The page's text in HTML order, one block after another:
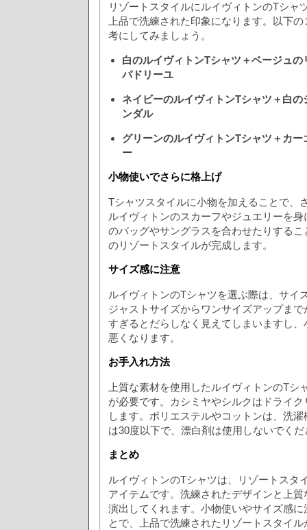
リゾートスタイルにルイヴィトンのTシャ
上品で洗練された印象になります。以下
考にしてみましょう。
白のルイヴィトンTシャツ＋ベージュ
パドリーユ
ネイビーのルイヴィトンTシャツ＋白の
ンダル
グリーンのルイヴィトンTシャツ＋カ
ー
小物使いでさらに格上げ
Tシャツスタイルに小物を加えることで、
ルイヴィトンのスカーフやジュエリーを
のバッグやサングラスを合わせたりする
のリゾートスタイルが完成します。
サイズ感に注意
ルイヴィトンのTシャツを選ぶ際は、サイ
ジャストサイズからワンサイズアップま
すぎるとだらしなく見えてしまいますし
悪くなります。
お手入れ方法
上質な素材を使用したルイヴィトンのTシ
が必要です。カシミヤやシルクはドライ
します。ポリエステルやコットンは、洗
は30度以下で、漂白剤は使用しないでくだ
まとめ
ルイヴィトンのTシャツは、リゾートスタ
アイテムです。洗練されたデザインと上
演出してくれます。小物使いやサイズ感
とで、上品で洗練されたリゾートスタイ